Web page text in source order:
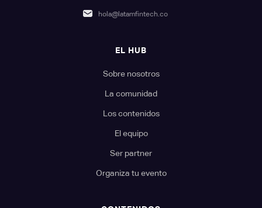
hola@latamfintech.co
EL HUB
Sobre nosotros
La comunidad
Los contenidos
El equipo
Ser partner
Organiza tu evento